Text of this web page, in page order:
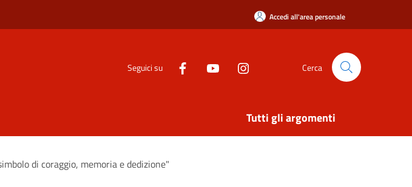
Accedi all'area personale
Seguici su Cerca
Tutti gli argomenti
di coraggio, memoria e dedizione"